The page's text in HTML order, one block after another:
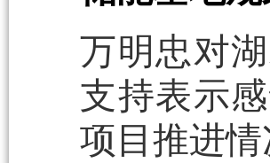
万明忠对
支持表示
项目推进